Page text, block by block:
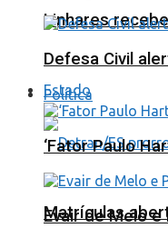
Linhares
Estado
Matrículas
Defesa Civil
Política
‘Fator Paulo
Evair de Melo